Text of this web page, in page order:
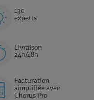
130
experts
Livraison
24h/48h
Facturation
simplifiée avec
Chorus Pro